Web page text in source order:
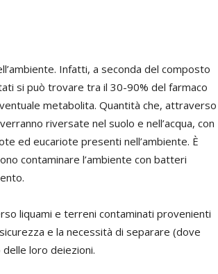
Infatti, a seconda del composto
si può trovare tra il 30-90% del farmaco
metabolita. Quantità che, attraverso
riversate nel suolo e nell’acqua, con
ed eucariote presenti nell’ambiente. È
contaminare l’ambiente con batteri
liquami e terreni contaminati provenienti
e la necessità di separare (dove
loro deiezioni.